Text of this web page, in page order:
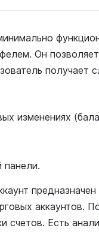
Он
получает
изменениях
панели.
аккаунтов.
счетов. Есть